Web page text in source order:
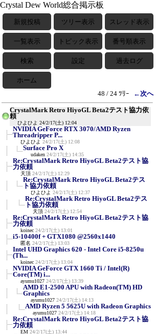
Crystal Dew World総合掲示板
新規投稿 ツリー表示 スレッド表示
一覧表示 トピック表示 番号順表示
検索 設定 過去ログ
ホーム
48 / 24 ﾂﾘｰ
←次へ
CrystalMark Retro HiyoGL Beta2テスト協力依
頼
ひよひよ 24/2/17(土) 12:04
NVIDIA GeForce RTX 3070/AMD Ryzen
Threadripper P...
ひよひよ 24/2/17(土) 12:08
Surface Pro X
udaken 24/2/17(土) 14:35
Re:CrystalMark Retro HiyoGL Beta2テスト協
力依頼
天頂 24/2/17(土) 12:29
Re:CrystalMark Retro HiyoGL Beta2テス
ト協力依頼
ひよひよ 24/2/17(土) 12:37
Re:CrystalMark Retro HiyoGL Beta2テス
ト協力依頼
天頂 24/2/17(土) 12:54
Re:CrystalMark Retro HiyoGL Beta2テスト協
力依頼
koinec 24/2/17(土) 13:01
i5-10400f + GTX1080 @2560x1440
匿名 24/2/17(土) 13:03
Intel UHD Graphics 620 - Intel Core i5-8250u
(Th...
koinec 24/2/17(土) 13:04
NVIDIA GeForce GTX 1660 Ti / Intel(R)
Core(TM) i...
ayumu1027 24/2/17(土) 13:39
AMD E1-2500 APU with Radeon(TM) HD
Graphics
ayumu1027 24/2/17(土) 14:13
AMD Ryzen 5 5625U with Radeon Graphics
ayumu1027 24/2/17(土) 14:18
Re:CrystalMark Retro HiyoGL Beta2テスト協
力依頼
EM 24/2/17(土) 13:44